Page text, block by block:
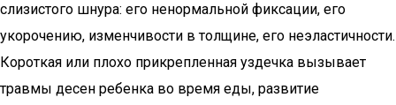
слизистого шнура: его ненормальной фиксации, его
укорочению, изменчивости в толщине, его неэластичности.
Короткая или плохо прикрепленная уздечка вызывает
травмы десен ребенка во время еды, развитие